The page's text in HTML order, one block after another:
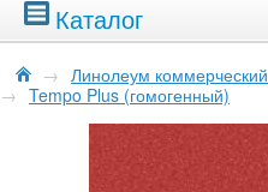
Каталог
→ Линолеум коммерческий
→ Tempo Plus (гомогенный)